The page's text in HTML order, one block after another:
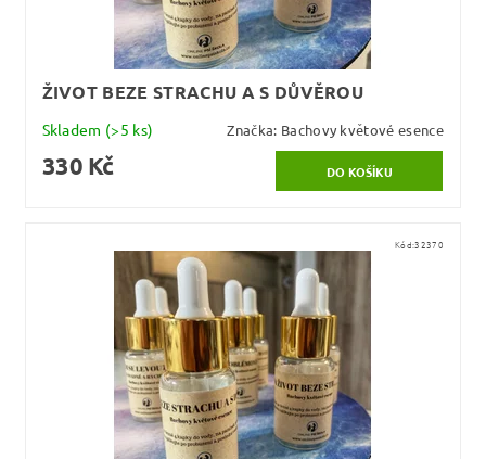
ŽIVOT BEZE STRACHU A S DŮVĚROU
Skladem (>5 ks) Značka: Bachovy květové esence
330 Kč
Kód:32370